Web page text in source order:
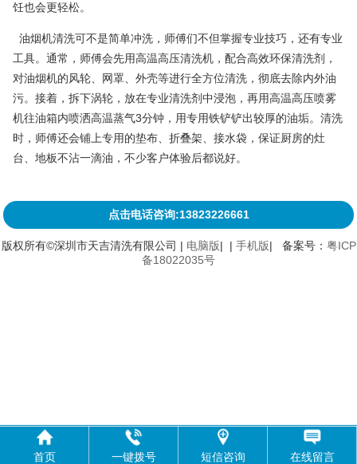
饪也会更轻松。
油烟机清洗可不是简单冲洗，师傅们不但掌握专业技巧，还有专业
工具。通常，师傅会先用高温高压清洗机，配合高效环保清洗剂，
对油烟机的风轮、网罩、外壳等进行全方位清洗，彻底去除内外油
污。接着，拆下涡轮，放在专业清洗剂中浸泡，再用高温高压喷雾
机往油箱内喷洒高温蒸气3分钟，用专用铁铲铲出较厚的油垢。清洗
时，师傅还会铺上专用的垫布、折叠架、接水袋，保证厨房的灶
台、地板不沾一滴油，不少客户体验后都说好。
点击电话咨询:13823226661
版权所有©深圳市天吉清洗有限公司 | 电脑版| | 手机版| 备案号： 粤ICP
备18022035号
首页 一键拨号 短信咨询 在线留言